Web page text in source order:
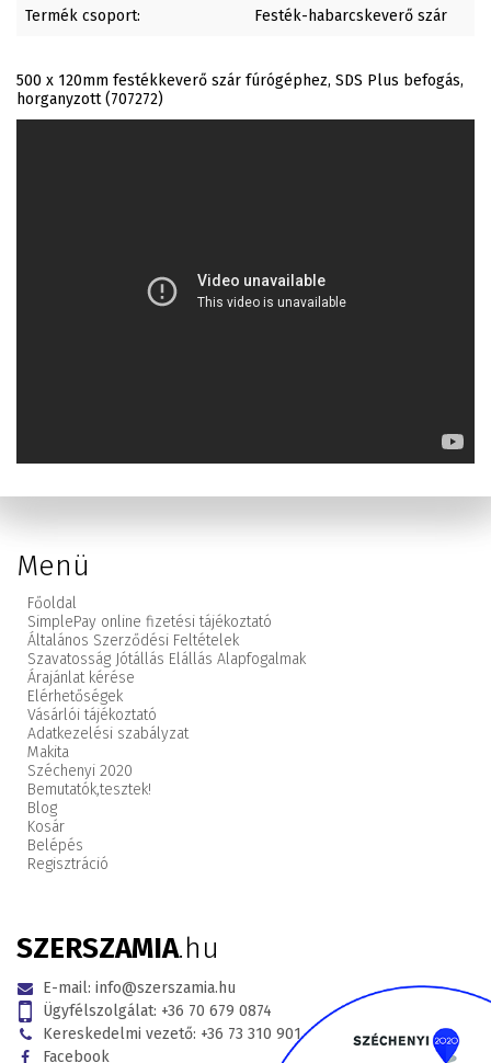
Termék csoport: Festék-habarcskeverő szár
500 x 120mm festékkeverő szár fúrógéphez, SDS Plus befogás,
horganyzott (707272)
Menü
Főoldal
SimplePay online fizetési tájékoztató
Általános Szerződési Feltételek
Szavatosság Jótállás Elállás Alapfogalmak
Árajánlat kérése
Elérhetőségek
Vásárlói tájékoztató
Adatkezelési szabályzat
Makita
Széchenyi 2020
Bemutatók,tesztek!
Blog
Kosár
Belépés
Regisztráció
SZERSZAMIA.hu
E-mail: info@szerszamia.hu
Ügyfélszolgálat: +36 70 679 0874
Kereskedelmi vezető: +36 73 310 901
Facebook